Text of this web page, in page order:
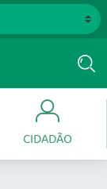
CIDADÃO